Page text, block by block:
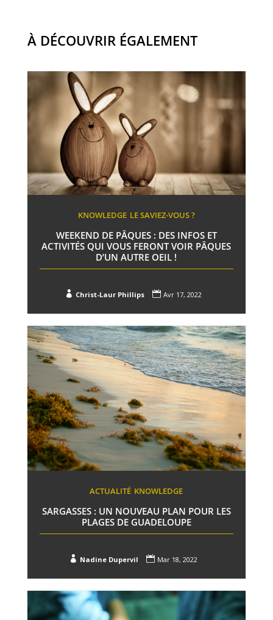
À DÉCOUVRIR ÉGALEMENT
KNOWLEDGE LE SAVIEZ-VOUS ?
WEEKEND DE PÂQUES : DES INFOS ET
ACTIVITÉS QUI VOUS FERONT VOIR PÂQUES
D’UN AUTRE OEIL !
 Christ-Laur Phillips  Avr 17, 2022
ACTUALITÉ KNOWLEDGE
SARGASSES : UN NOUVEAU PLAN POUR LES
PLAGES DE GUADELOUPE
 Nadine Dupervil  Mar 18, 2022